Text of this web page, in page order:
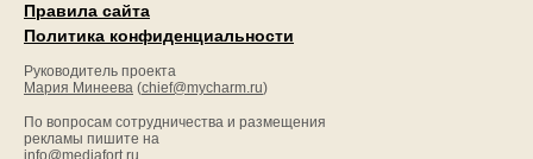
Правила сайта
Политика конфиденциальности
Руководитель проекта
Мария Минеева (chief@mycharm.ru)
По вопросам сотрудничества и размещения
рекламы пишите на
info@mediafort.ru